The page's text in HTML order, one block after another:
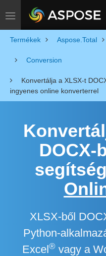
Toggle navigation
Termékek Aspose.Total
Conversion
Konvertálja a XLSX-t
ingyenes online konverterrel
DOCX-
XLSX-ből
Python-
Excel® vagy a